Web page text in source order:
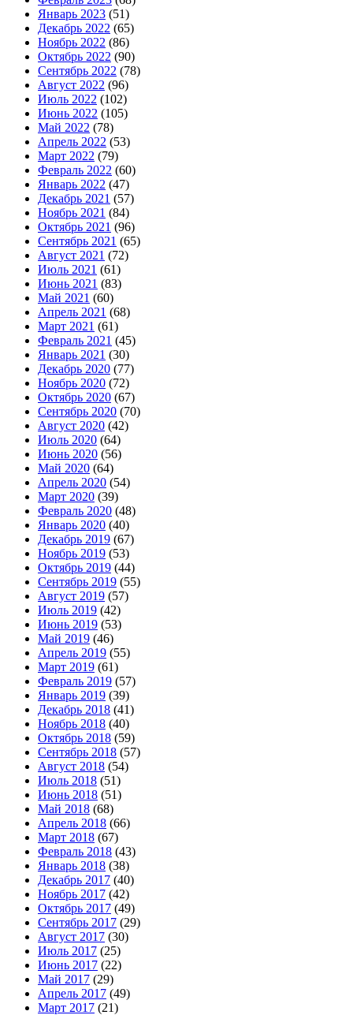
Январь 2023 (51)
Декабрь 2022 (65)
Ноябрь 2022 (86)
Октябрь 2022 (90)
Сентябрь 2022 (78)
Август 2022 (96)
Июль 2022 (102)
Июнь 2022 (105)
Май 2022 (78)
Апрель 2022 (53)
Март 2022 (79)
Февраль 2022 (60)
Январь 2022 (47)
Декабрь 2021 (57)
Ноябрь 2021 (84)
Октябрь 2021 (96)
Сентябрь 2021 (65)
Август 2021 (72)
Июль 2021 (61)
Июнь 2021 (83)
Май 2021 (60)
Апрель 2021 (68)
Март 2021 (61)
Февраль 2021 (45)
Январь 2021 (30)
Декабрь 2020 (77)
Ноябрь 2020 (72)
Октябрь 2020 (67)
Сентябрь 2020 (70)
Август 2020 (42)
Июль 2020 (64)
Июнь 2020 (56)
Май 2020 (64)
Апрель 2020 (54)
Март 2020 (39)
Февраль 2020 (48)
Январь 2020 (40)
Декабрь 2019 (67)
Ноябрь 2019 (53)
Октябрь 2019 (44)
Сентябрь 2019 (55)
Август 2019 (57)
Июль 2019 (42)
Июнь 2019 (53)
Май 2019 (46)
Апрель 2019 (55)
Март 2019 (61)
Февраль 2019 (57)
Январь 2019 (39)
Декабрь 2018 (41)
Ноябрь 2018 (40)
Октябрь 2018 (59)
Сентябрь 2018 (57)
Август 2018 (54)
Июль 2018 (51)
Июнь 2018 (51)
Май 2018 (68)
Апрель 2018 (66)
Март 2018 (67)
Февраль 2018 (43)
Январь 2018 (38)
Декабрь 2017 (40)
Ноябрь 2017 (42)
Октябрь 2017 (49)
Сентябрь 2017 (29)
Август 2017 (30)
Июль 2017 (25)
Июнь 2017 (22)
Май 2017 (29)
Апрель 2017 (49)
Март 2017 (21)